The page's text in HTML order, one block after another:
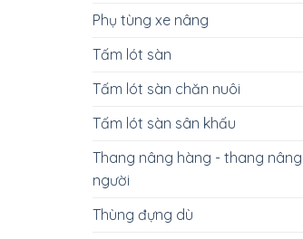
Phụ tùng xe nâng
Tấm lót sàn
Tấm lót sàn chăn nuôi
Tấm lót sàn sân khấu
Thang nâng hàng - thang nâng
người
Thùng đựng dù